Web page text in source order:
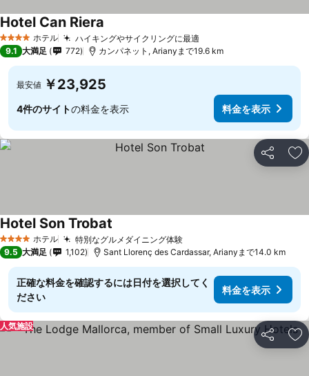
4 ホテルのランク
ホテル ハイキングやサイクリングに最適
Hotel Can Riera
9.1 大満足 772 カンパネット, Arianyまで19.6 km
最安値 ￥23,925
4件のサイトの料金を表示 料金を表示
シェア お
4 ホテルのランク
ホテル 特別なグルメダイニング体験料金を表示
Hotel Son Trobat
9.5 大満足 1,102 Sant Llorenç des Cardassar, Arianyまで14.0 km
正確な料金を確認するには日付を選択してく
ださい
料金を表示
シェア お
人気施設